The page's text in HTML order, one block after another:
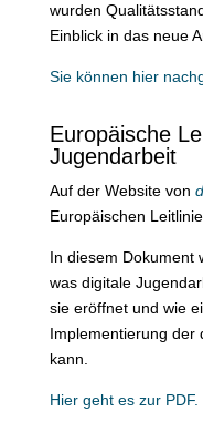
wurden
Einblick in das neue
Sie können hier
Europäische
Jugendarbeit
Auf der Website von
Europäischen
In diesem Dokument
was digitale
sie eröffnet und wie
Implementierung der
kann.
Hier geht es zur PDF.